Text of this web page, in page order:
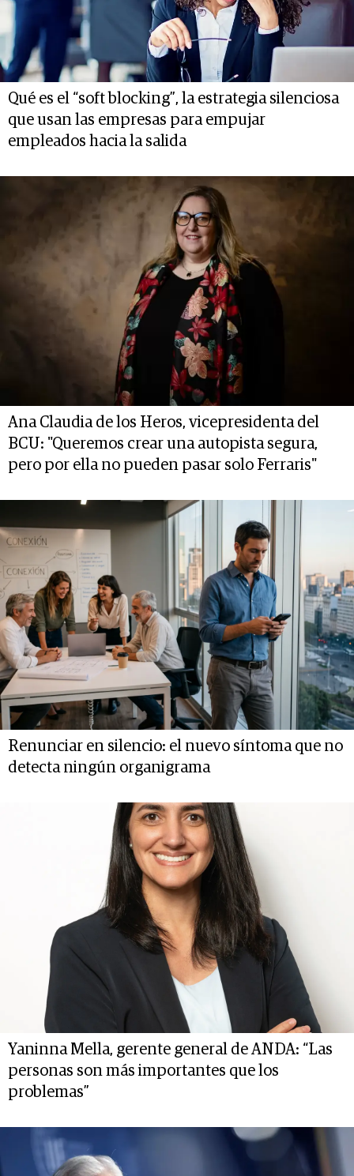
Qué es el “soft blocking”, la estrategia silenciosa
que usan las empresas para empujar
empleados hacia la salida
Ana Claudia de los Heros, vicepresidenta del
BCU: "Queremos crear una autopista segura,
pero por ella no pueden pasar solo Ferraris"
Renunciar en silencio: el nuevo síntoma que no
detecta ningún organigrama
Yaninna Mella, gerente general de ANDA: “Las
personas son más importantes que los
problemas”